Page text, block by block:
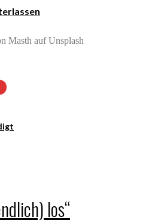
Masth auf Unsplash
los“